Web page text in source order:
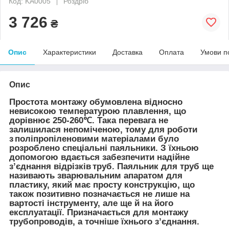
3 726 ₴
Опис Характеристики Доставка Оплата Умови
Опис
Простота монтажу обумовлена відносно
невисокою температурою плавлення, що
дорівнює 250-260℃. Така перевага не
залишилася непоміченою, тому для роботи
з поліпропіленовими матеріалами було
розроблено спеціальні паяльники. З їхньою
допомогою вдається забезпечити надійне
з’єднання відрізків труб. Паяльник для труб ще
називають зварювальним апаратом для
пластику, який має просту конструкцію, що
також позитивно позначається не лише на
вартості інструменту, але ще й на його
експлуатації. Призначається для монтажу
трубопроводів, а точніше їхнього з’єднання.